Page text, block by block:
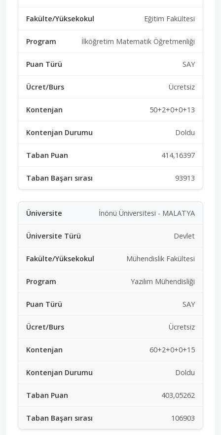
Eğitim Fakültesi
İlköğretim Matematik Öğretmenliği
SAY
Ücretsiz
50+2+0+0+13
Doldu
414,16397
93913
İnönü Üniversitesi - MALATYA
Devlet
Mühendislik Fakültesi
Yazılım Mühendisliği
SAY
Ücretsiz
60+2+0+0+15
Doldu
403,05262
106903